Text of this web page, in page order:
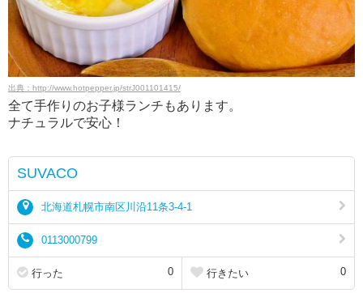
出典：http://www.hotpepper.jp/strJ001101415/
全て手作りのお子様ランチもあります。
ナチュラルで安心！
SUVACO
北海道札幌市南区川沿11条3-4-1
0113000799
行った 0 行きたい 0